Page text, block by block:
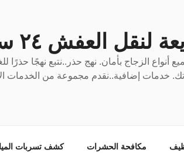
العفش ٢٤ ساعه
الزجاج بأمان. نهج حذر..نتبع نهجًا حذرًا
خدمات إضافية..نقدم مجموعة من الخدمات
مكافحة الحشرات كشف تسربات